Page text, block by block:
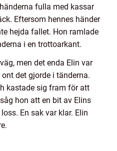
fulla med kassar
Eftersom hennes händer
hejda fallet. Hon ramlade
i en trottoarkant.
men det enda Elin var
det gjorde i tänderna.
kastade sig fram för att
hon att en bit av Elins
En sak var klar. Elin